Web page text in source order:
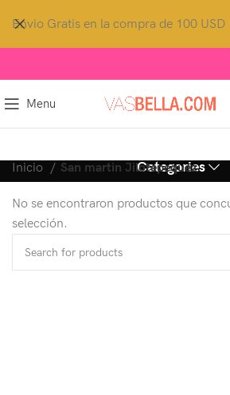
Menu
Categories
Inicio San martin Jilotepequez
No se encontraron productos que
selección.
Envio Gratis en la compra de 100 USD